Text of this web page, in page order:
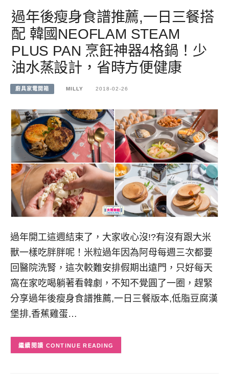
​過年後瘦身食譜推薦,一日三餐搭
配 韓國NEOFLAM STEAM
PLUS PAN 烹飪神器4格鍋！少
油水蒸設計，省時方便健康
廚具家電開箱 MILLY 2018-02-26
過年開工這週結束了，大家收心沒!?有沒有跟大米
獸一樣吃胖胖呢！米粒過年因為阿母每週三次都要
回醫院洗腎，這次較難安排假期出遠門，只好每天
窩在家吃喝躺著看韓劇，不知不覺圓了一圈，趕緊
分享過年後瘦身食譜推薦,一日三餐版本,低脂豆腐漢
堡排,香蕉雞蛋…
CONTINUE READING